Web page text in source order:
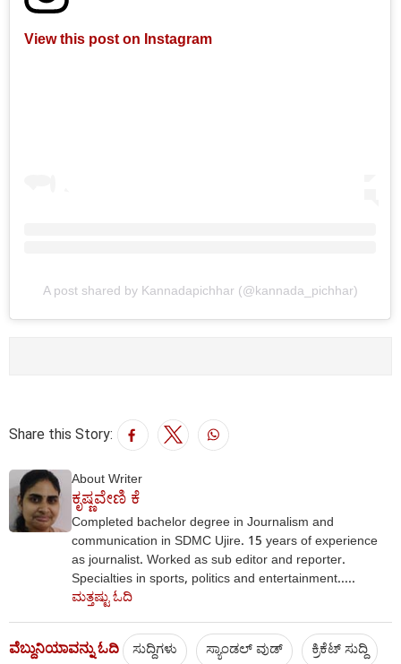
View this post on Instagram
A post shared by Kannadapichhar (@kannada_pichhar)
Share this Story:
About Writer
ಕೃಷ್ಣವೇಣಿ ಕೆ
Completed bachelor degree in Journalism and
communication in SDMC Ujire. 15 years of experience
as journalist. Worked as sub editor and reporter.
Specialties in sports, politics and entertainment.....
ಮತ್ತಷ್ಟು ಓದಿ
ವೆಬ್ದುನಿಯಾವನ್ನು ಓದಿ ಸುದ್ದಿಗಳು ಸ್ಯಾಂಡಲ್ ವುಡ್ ಕ್ರಿಕೆಟ್‌ ಸುದ್ದಿ